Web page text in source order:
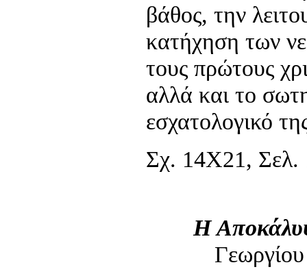
βάθος, την
κατήχηση των
τους πρώτους
αλλά και το
εσχατολογικό
Σχ. 14Χ21, Σελ.
Η